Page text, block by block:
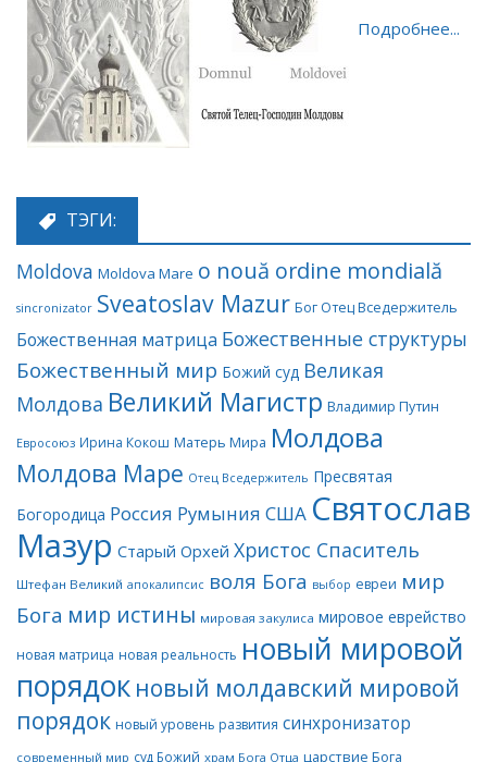
Подробнее...
ТЭГИ:
Moldova Moldova Mare o nouă ordine mondială
sincronizator Sveatoslav Mazur Бог Отец Вседержитель
Божественная матрица Божественные структуры
Божественный мир Божий суд Великая
Молдова Великий Магистр Владимир Путин
Евросоюз Ирина Кокош Матерь Мира Молдова
Молдова Маре Отец Вседержитель Пресвятая
Богородица Россия Румыния США Святослав
Мазур Старый Орхей Христос Спаситель
Штефан Великий апокалипсис воля Бога выбор евреи мир
Бога мир истины мировая закулиса мировое еврейство
новая матрица новая реальность новый мировой
порядок новый молдавский мировой
порядок новый уровень развития синхронизатор
современный мир суд Божий храм Бога Отца царствие Бога